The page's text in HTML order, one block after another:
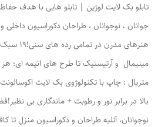
تابلو بک لایت لوژین | تابلو هایی با هدف
جوانان ، نوجوانان ، طراحان دکوراسیون داخلی
هنرهای
مینیمال و آرتیستیک تا طرح های انیمه ای؛
متریال : چاپ با تکنولوژوی بک لایت
بالا در برابر نور و رطوبت + ماندگاری بی
نوجوانان، آتلیه طراحان و دکوراسیون منزل تا